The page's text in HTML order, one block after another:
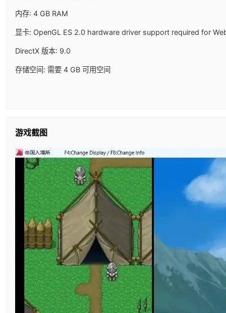
内存: 4 GB RAM
显卡: OpenGL ES 2.0 hardware driver support required for
DirectX 版本: 9.0
存储空间: 需要 4 GB 可用空间
游戏截图